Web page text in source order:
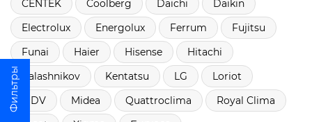
CENTEK
Coolberg Daichi
Daikin
Electrolux
Energolux Ferrum
Fujitsu
Funai
Haier Hisense
Hitachi
Kalashnikov
Kentatsu LG
Loriot
MDV
Midea Quattroclima
Royal Clima